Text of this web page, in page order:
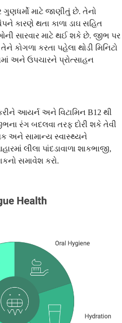
માટે જાણીતું છે. તેનો
કારણે થતા કાળા ડાઘ સહિત
સારવાર માટે થઈ શકે છે. જીભ પર
કોગળા કરતા પહેલા થોડી મિનિટો
અને ઉપચારને પ્રોત્સાહન
આયર્ન અને વિટામિન B12 થી
રંગ બદલવા તરફ દોરી શકે તેવી
અને સામાન્ય સ્વાસ્થ્યને
લીલા પાંદડાવાળા શાકભાજી,
સમાવેશ કરો.